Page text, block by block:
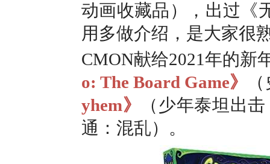
动画收藏品），出过《
用多做介绍，是大家很
CMON献给2021年的新
o: The Board Game》
yhem》
（少年泰坦出
通：混乱）。